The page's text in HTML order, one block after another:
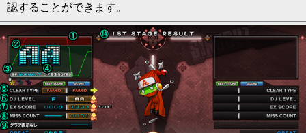
認することができます。